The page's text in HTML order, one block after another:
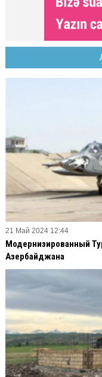
21 Май 2024 12:44
Модернизированный
Азербайджана